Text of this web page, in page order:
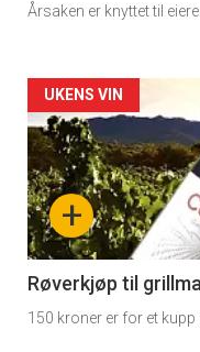
Dagens
rett
2
Årsaken er knyttet til
Artikler
detail
-
section
11
Ukens
+
UKENS VIN
Røverkjøp til
150 kroner er for et kupp